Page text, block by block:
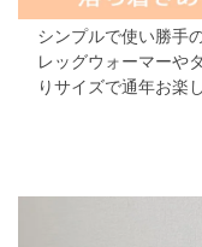
シンプルで使い勝手
レッグウォーマーや
りサイズで通年お楽